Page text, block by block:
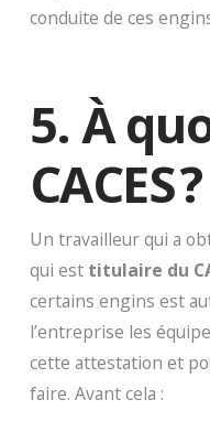
conduite de ces
5. À
CACES ?
Un travailleur qui a
qui est titulaire du
certains engins est
l’entreprise les
cette attestation et
faire. Avant cela :